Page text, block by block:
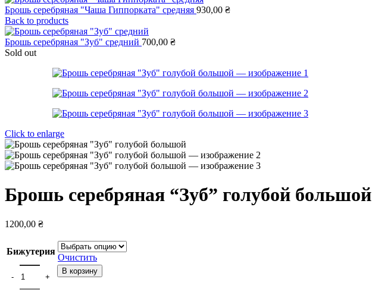
Брошь серебряная "Чаша Гиппорката" средняя 930,00 ₴
Back to products
Брошь серебряная "Зуб" средний 700,00 ₴
Sold out
Click to enlarge
Брошь серебряная “Зуб” голубой большой
1200,00 ₴
Бижутерия
Очистить
Количество товара Брошь серебряная "Зуб" голубой большой
В корзину